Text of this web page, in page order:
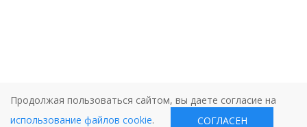
Продолжая пользоваться сайтом, вы даете согласие на
использование файлов cookie. СОГЛАСЕН